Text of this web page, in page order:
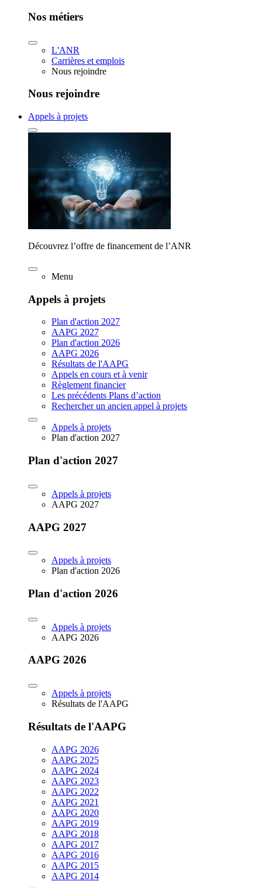
Nos métiers
L'ANR
Carrières et emplois
Nous rejoindre
Nous rejoindre
Appels à projets
Découvrez l’offre de financement de l’ANR
Menu
Appels à projets
Plan d'action 2027
AAPG 2027
Plan d'action 2026
AAPG 2026
Résultats de l'AAPG
Appels en cours et à venir
Règlement financier
Les précédents Plans d’action
Rechercher un ancien appel à projets
Appels à projets
Plan d'action 2027
Plan d'action 2027
Appels à projets
AAPG 2027
AAPG 2027
Appels à projets
Plan d'action 2026
Plan d'action 2026
Appels à projets
AAPG 2026
AAPG 2026
Appels à projets
Résultats de l'AAPG
Résultats de l'AAPG
AAPG 2026
AAPG 2025
AAPG 2024
AAPG 2023
AAPG 2022
AAPG 2021
AAPG 2020
AAPG 2019
AAPG 2018
AAPG 2017
AAPG 2016
AAPG 2015
AAPG 2014